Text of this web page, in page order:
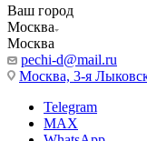
Ваш город
Москва
Москва
pechi-d@mail.ru
Москва, 3-я
Telegram
MAX